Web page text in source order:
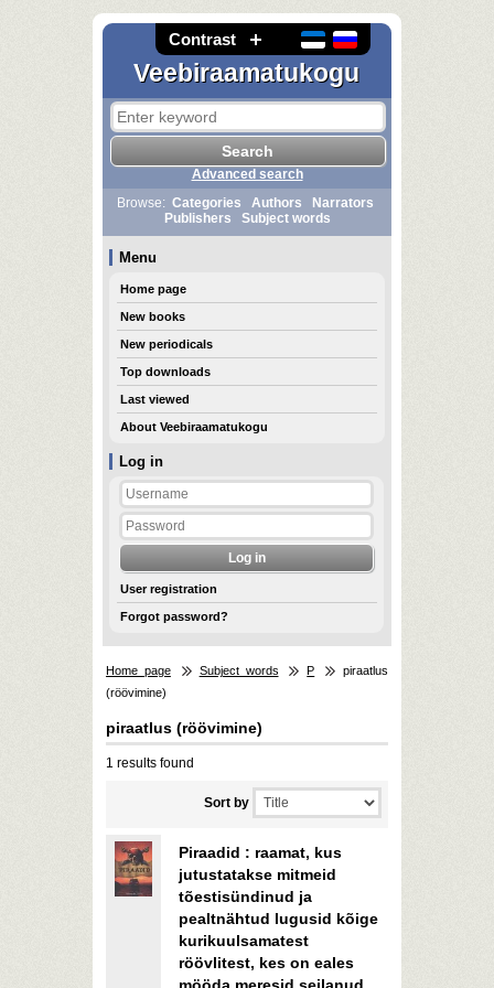
Contrast
Veebiraamatukogu
Log in
User registration
Forgot password?
Advanced search
Browse: Categories Authors
Narrators
Publishers
Subject words
Menu
Home page
New books
New periodicals
Top downloads
Last viewed
About Veebiraamatukogu
Home page Subject words P
piraatlus
(röövimine)
piraatlus (röövimine)
1 results found
Sort by
Piraadid : raamat, kus
jutustatakse mitmeid
tõestisündinud ja
pealtnähtud lugusid kõige
kurikuulsamatest
röövlitest, kes on eales